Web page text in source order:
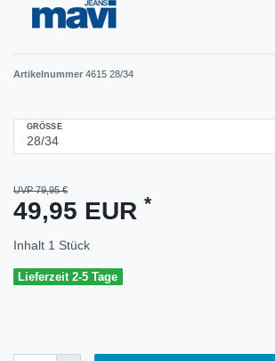
Artikelnummer 4615 28/34
GRÖSSE
UVP 79,95 €
49,95 EUR *
Inhalt 1 Stück
Lieferzeit 2-5 Tage